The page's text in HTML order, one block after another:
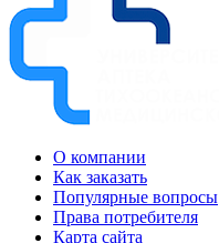
О компании
Как заказать
Популярные вопросы
Права потребителя
Карта сайта